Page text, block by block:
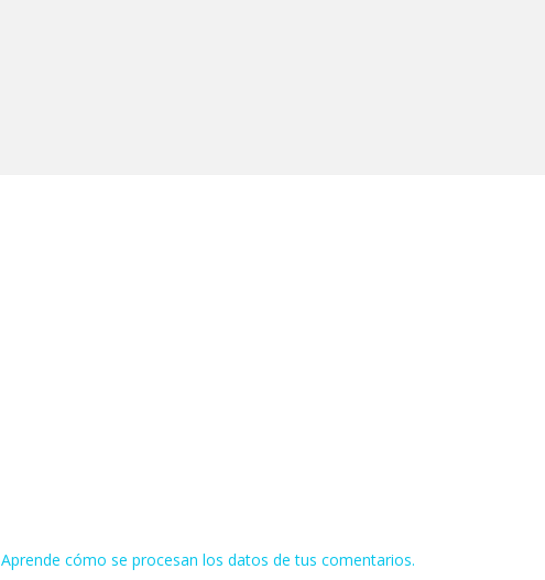
Aprende cómo se procesan los datos de tus comentarios.